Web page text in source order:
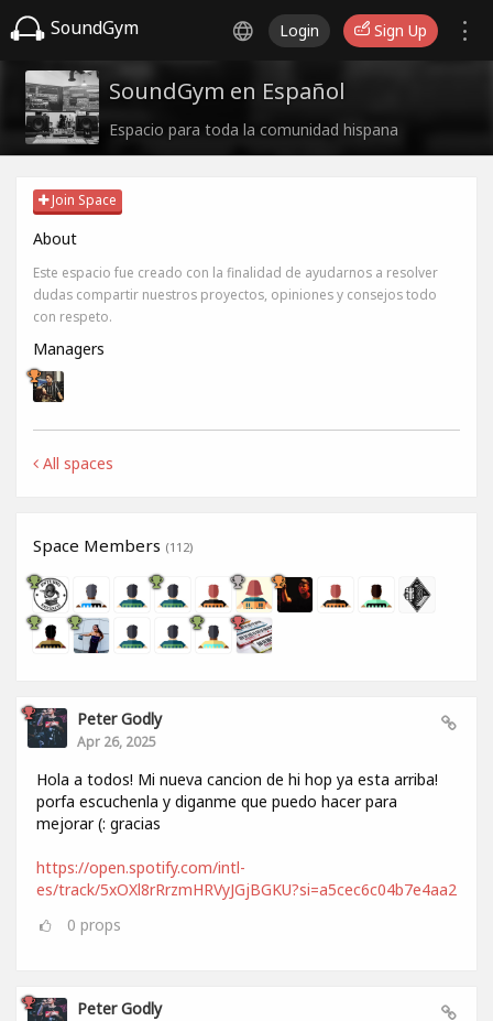
SoundGym Login Sign Up
SoundGym en Español
Espacio para toda la comunidad hispana
Join Space
About
Este espacio fue creado con la finalidad de ayudarnos a resolver
dudas compartir nuestros proyectos, opiniones y consejos todo
con respeto.
Managers
All spaces
Space Members (112)
Peter Godly
Apr 26, 2025
Hola a todos! Mi nueva cancion de hi hop ya esta arriba!
porfa escuchenla y diganme que puedo hacer para
mejorar (: gracias
https://open.spotify.com/intl-
es/track/5xOXl8rRrzmHRVyJGjBGKU?si=a5cec6c04b7e4aa2
0 props
Peter Godly